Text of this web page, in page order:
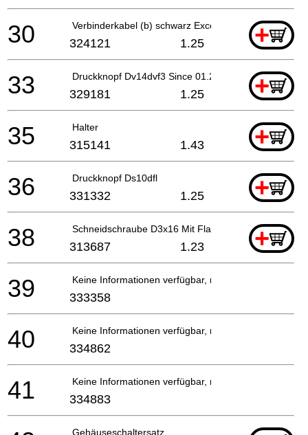
Verbinderkabel (b) schwarz Except For Europe(till
+
30 324121 1.25
Druckknopf Dv14dvf3 Since 01.2008 +
33 329181 1.25
Halter +
35 315141 1.43
Druckknopf Ds10dfl +
36 331332 1.25
Schneidschraube D3x16 Mit Flansch (schwarz) Dv18d
+
38 313687 1.23
Keine Informationen verfügbar, nicht bestellbar
39 333358
Keine Informationen verfügbar, nicht bestellbar
40 334862
Keine Informationen verfügbar, nicht bestellbar
41 334883
Gehäuseschaltersatz